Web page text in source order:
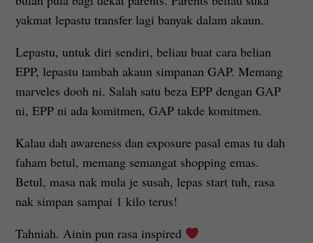
yakmat lepastu transfer lagi banyak dalam akaun.
Lepastu, untuk diri sendiri, beliau buat cara belian
EPP, lepastu tambah akaun simpanan GAP. Memang
marveles dooh ni. Salah satu beza EPP dengan GAP
ni, EPP ni ada komitmen, GAP takde komitmen.
Kalau dah awareness dan exposure pasal emas tu dah
faham betul, memang semangat shopping emas.
Betul, masa nak mula je susah, lepas start tuh, rasa
nak simpan sampai 1 kilo terus!
Tahniah. Ainin pun rasa inspired